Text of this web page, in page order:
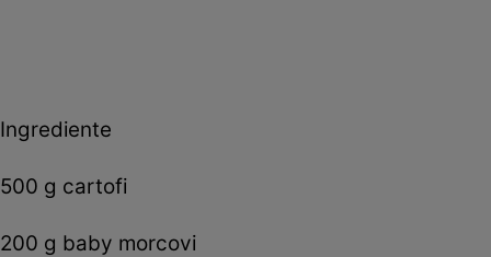
Ingrediente
500 g cartofi
200 g baby morcovi